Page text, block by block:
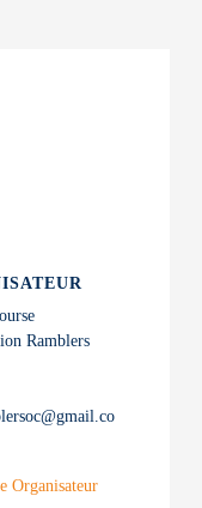
Ramblers
Organisateur